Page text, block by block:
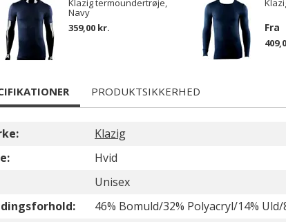
Klazig termoundertrøje,
Navy
359,00 kr.
Fra
PRODUKTSIKKERHED
Klazig
Hvid
Unisex
46% Bomuld/32% Polyacryl/14% Uld/